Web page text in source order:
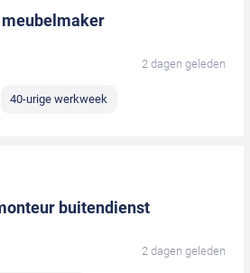
2 dagen geleden
40-urige werkweek
buitendienst
2 dagen geleden